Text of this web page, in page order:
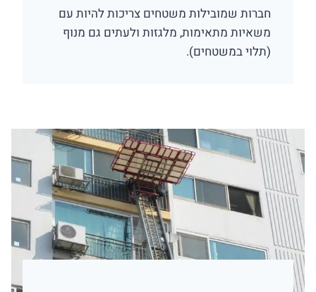
חברות שמובילות משטחים צריכות להיות עם
משאיות מתאימות, מלגזות ולעתים גם מנוף
(תלוי במשטחים).